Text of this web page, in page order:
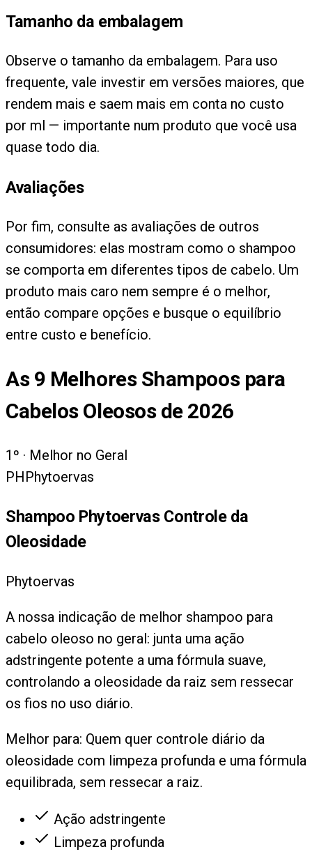
Tamanho da embalagem
Observe o tamanho da embalagem. Para uso
frequente, vale investir em versões maiores, que
rendem mais e saem mais em conta no custo
por ml — importante num produto que você usa
quase todo dia.
Avaliações
Por fim, consulte as avaliações de outros
consumidores: elas mostram como o shampoo
se comporta em diferentes tipos de cabelo. Um
produto mais caro nem sempre é o melhor,
então compare opções e busque o equilíbrio
entre custo e benefício.
As 9 Melhores Shampoos para
Cabelos Oleosos de 2026
1 º · Melhor no Geral
PHPhytoervas
Shampoo Phytoervas Controle da
Oleosidade
Phytoervas
A nossa indicação de melhor shampoo para
cabelo oleoso no geral: junta uma ação
adstringente potente a uma fórmula suave,
controlando a oleosidade da raiz sem ressecar
os fios no uso diário.
Melhor para: Quem quer controle diário da
oleosidade com limpeza profunda e uma fórmula
equilibrada, sem ressecar a raiz.
Ação adstringente
Limpeza profunda